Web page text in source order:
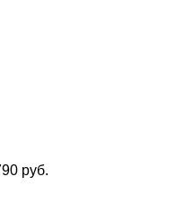
руб.